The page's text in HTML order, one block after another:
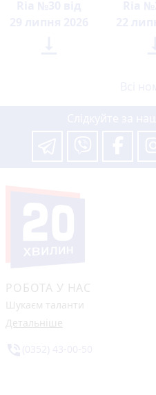
РОБОТА У НАС
Шукаєм таланти
Детальніше